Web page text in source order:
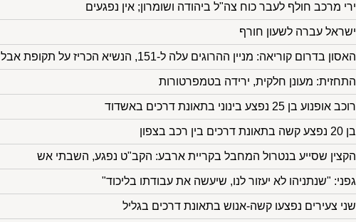
ירי מרכב חולף לעבר כוח צה"ל ביהודה ושומרון; אין נפגעים
ישראל עברה לשעון חורף
האסון בדרום קוריאה: מניין ההרוגים עלה ל-151, הנשיא הכריז על תקופת אבל
התחזית: מעונן חלקית, ירידה בטמפרטורות
רוכב אופנוע בן 25 נפצע בינוני בתאונת דרכים באשדוד
בן 20 נפצע קשה בתאונת דרכים בין רכב בצפון
הקצין שסייע בנטרול המחבל בקריית ארבע: הקב"ט נפגע, השבתי אש
גפני: "שנתניהו לא יעזור לנו, שיעשה את עבודתו בליכוד"
שני צעירים נפצעו קשה-אנוש בתאונת דרכים בגליל